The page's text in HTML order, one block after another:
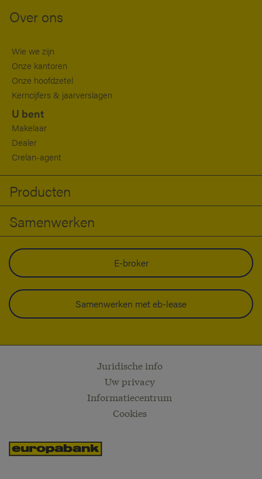
Over ons
Wie we zijn
Onze kantoren
Onze hoofdzetel
Kerncijfers & jaarverslagen
U bent
Makelaar
Dealer
Crelan-agent
Producten
Samenwerken
E-broker
Samenwerken met eb-lease
Juridische info
Uw privacy
Informatiecentrum
Cookies